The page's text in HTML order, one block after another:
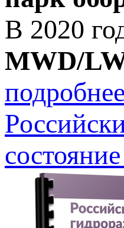
В 2020
MWD/
подробнее